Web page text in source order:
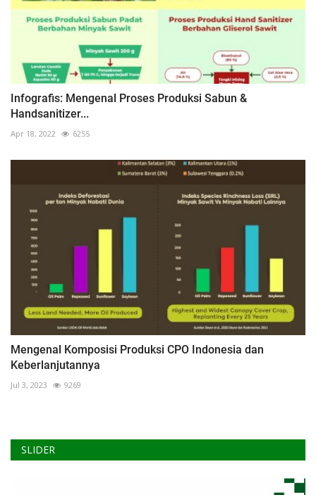
Infografis: Mengenal Proses Produksi Sabun &
Handsanitizer...
Apr 18, 2022 6255
Mengenal Komposisi Produksi CPO Indonesia dan
Keberlanjutannya
Jul 3, 2023 9269
SLIDER